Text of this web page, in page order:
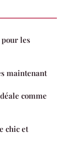
pour les
maintenant
comme
chic et